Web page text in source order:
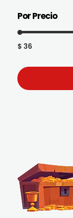
Por Precio
$ 36